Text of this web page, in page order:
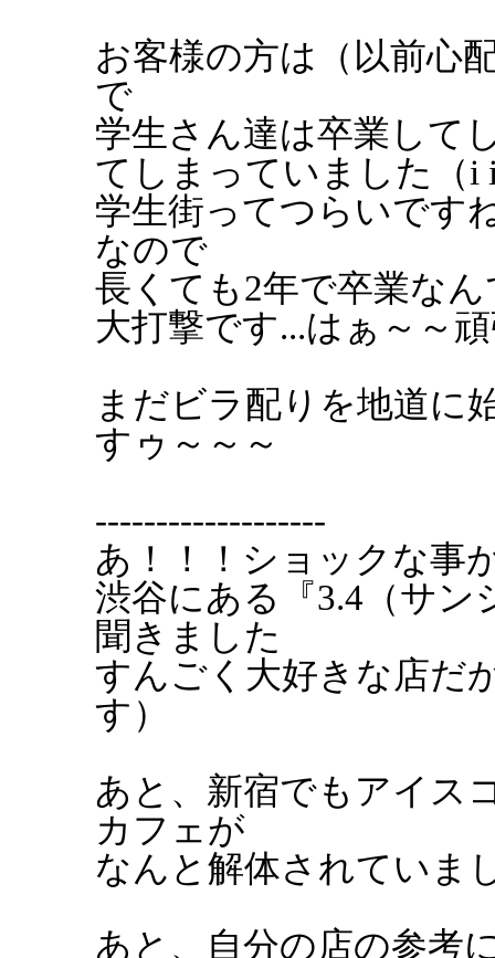
お客様の方は（以前心
で
学生さん達は卒業して
てしまっていました（i
学生街ってつらいです
なので
長くても2年で卒業な
大打撃です...はぁ～～
まだビラ配りを地道に
すゥ～～～
-------------------
あ！！！ショックな事
渋谷にある『3.4（サン
聞きました
すんごく大好きな店だ
す）
あと、新宿でもアイス
カフェが
なんと解体されていま
あと、自分の店の参考